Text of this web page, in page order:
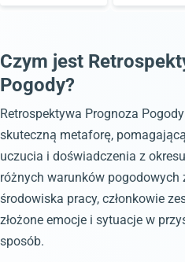
Czym jest
Pogody?
Retrospektywa Prognoza
skuteczną metaforę,
uczucia i doświadczenia z
różnych warunków pogodowych
środowiska pracy, członkowie
złożone emocje i sytuacje w
sposób.